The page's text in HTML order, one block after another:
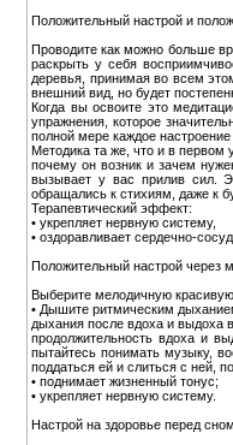
Положительный настрой и
Проводите как можно больше
раскрыть у себя
деревья, принимая во всем
внешний вид, но будет
Когда вы освоите это
упражнения, которое
полной мере каждое
Методика та же, что и в первом
почему он возник и зачем
вызывает у вас прилив сил.
обращались к стихиям, даже к
Терапевтический эффект:
• укрепляет нервную систему,
• оздоравливает сердечно-
Положительный настрой через
Выберите мелодичную
• Дышите ритмическим
дыхания после вдоха и выдоха
продолжительность вдоха и
пытайтесь понимать музыку,
поддаться ей и слиться с ней,
• поднимает жизненный тонус;
• укрепляет нервную систему.
Настрой на здоровье перед